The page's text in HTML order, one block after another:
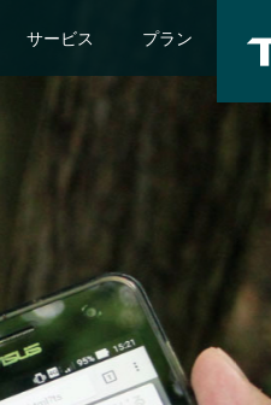
サービス プラン
中！